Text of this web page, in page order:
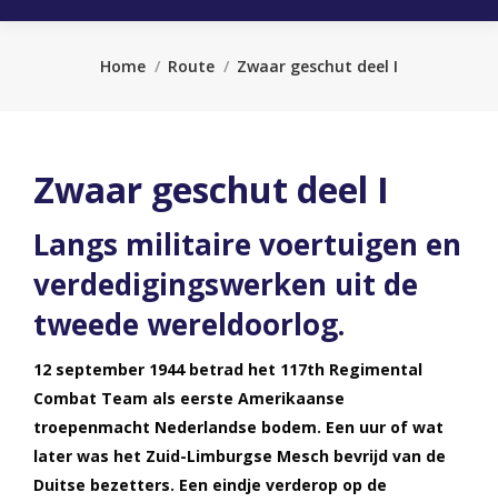
Je bent hier:
Home Route Zwaar geschut deel I
Zwaar geschut deel I
Langs militaire voertuigen en
verdedigingswerken uit de
tweede wereldoorlog.
12 september 1944 betrad het 117th Regimental
Combat Team als eerste Amerikaanse
troepenmacht Nederlandse bodem. Een uur of wat
later was het Zuid-Limburgse Mesch bevrijd van de
Duitse bezetters. Een eindje verderop op de